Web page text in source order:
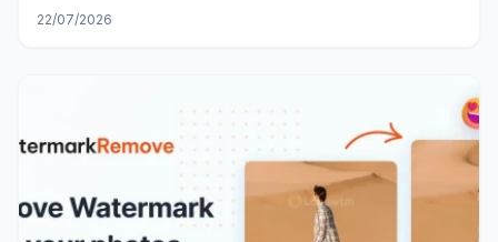
22/07/2026